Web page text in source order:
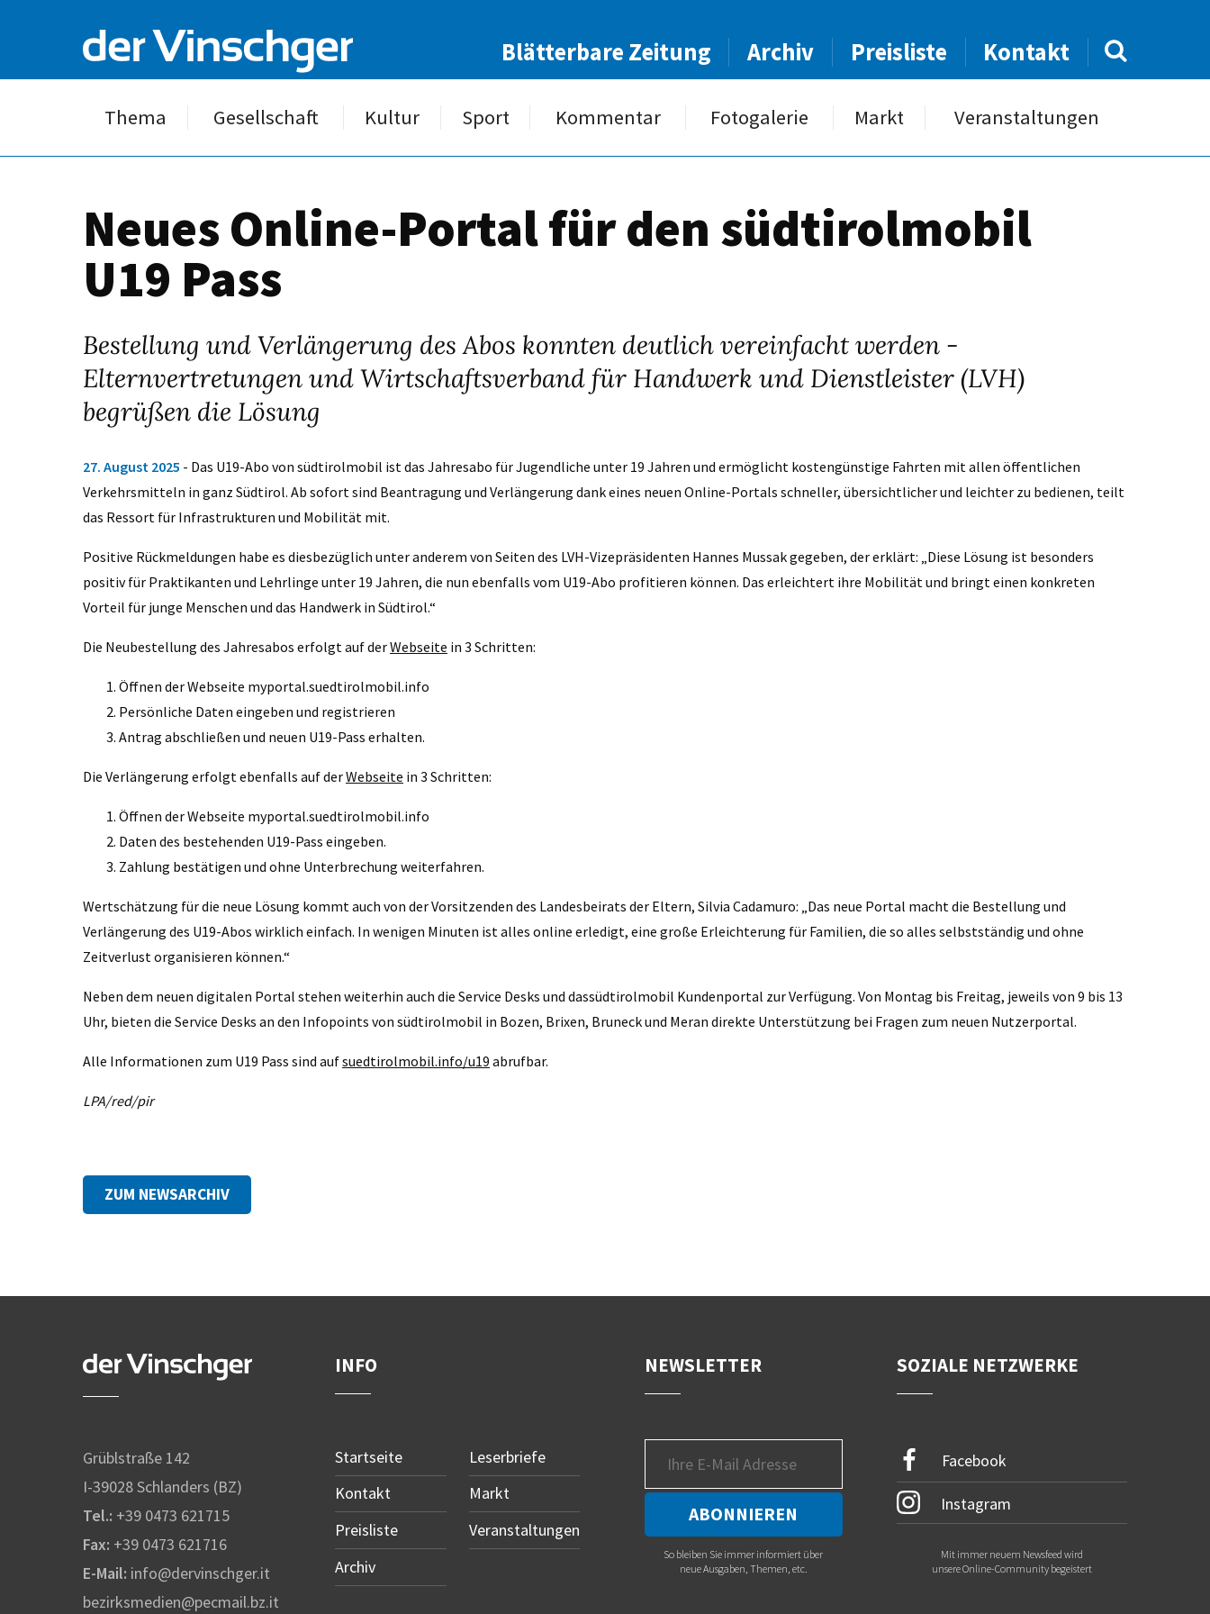
Blätterbare Zeitung Archiv Preisliste Kontakt
Thema Gesellschaft Kultur Sport Kommentar Fotogalerie Markt Veranstaltungen
Neues Online-Portal für den südtirolmobil
U19 Pass
Bestellung und Verlängerung des Abos konnten deutlich vereinfacht werden -
Elternvertretungen und Wirtschaftsverband für Handwerk und Dienstleister (LVH)
begrüßen die Lösung
27. August 2025 - Das U19-Abo von südtirolmobil ist das Jahresabo für Jugendliche unter 19 Jahren und ermöglicht kostengünstige Fahrten mit allen öffentlichen
Verkehrsmitteln in ganz Südtirol. Ab sofort sind Beantragung und Verlängerung dank eines neuen Online-Portals schneller, übersichtlicher und leichter zu bedienen, teilt
das Ressort für Infrastrukturen und Mobilität mit.
Positive Rückmeldungen habe es diesbezüglich unter anderem von Seiten des LVH-Vizepräsidenten Hannes Mussak gegeben, der erklärt: „Diese Lösung ist besonders
positiv für Praktikanten und Lehrlinge unter 19 Jahren, die nun ebenfalls vom U19-Abo profitieren können. Das erleichtert ihre Mobilität und bringt einen konkreten
Vorteil für junge Menschen und das Handwerk in Südtirol.“
Die Neubestellung des Jahresabos erfolgt auf derWebseite in 3 Schritten:
Öffnen der Webseite myportal.suedtirolmobil.info
Persönliche Daten eingeben und registrieren
Antrag abschließen und neuen U19-Pass erhalten.
Die Verlängerung erfolgt ebenfalls auf derWebseite in 3 Schritten:
Öffnen der Webseite myportal.suedtirolmobil.info
Daten des bestehenden U19-Pass eingeben.
Zahlung bestätigen und ohne Unterbrechung weiterfahren.
Wertschätzung für die neue Lösung kommt auch von der Vorsitzenden des Landesbeirats der Eltern, Silvia Cadamuro: „Das neue Portal macht die Bestellung und
Verlängerung des U19-Abos wirklich einfach. In wenigen Minuten ist alles online erledigt, eine große Erleichterung für Familien, die so alles selbstständig und ohne
Zeitverlust organisieren können.“
Neben dem neuen digitalen Portal stehen weiterhin auch die Service Desks und dassüdtirolmobil Kundenportal zur Verfügung. Von Montag bis Freitag, jeweils von 9 bis 13
Uhr, bieten die Service Desks an den Infopoints von südtirolmobil in Bozen, Brixen, Bruneck und Meran direkte Unterstützung bei Fragen zum neuen Nutzerportal.
Alle Informationen zum U19 Pass sind aufsuedtirolmobil.info/u19 abrufbar.
LPA/red/pir
ZUM NEWSARCHIV
Grüblstraße 142
I-39028 Schlanders (BZ)
Tel.: +39 0473 621715
Fax: +39 0473 621716
E-Mail: info@dervinschger.it
bezirksmedien@pecmail.bz.it
INFO
Startseite
Kontakt
Preisliste
Archiv
Leserbriefe
Markt
Veranstaltungen
NEWSLETTER
So bleiben Sie immer informiert über
neue Ausgaben, Themen, etc.
SOZIALE NETZWERKE
Facebook
Instagram
Mit immer neuem Newsfeed wird
unsere Online-Community begeistert